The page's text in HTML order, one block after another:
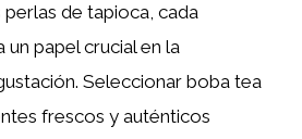
de tapioca, cada
papel crucial en la
Seleccionar boba tea
frescos y auténticos